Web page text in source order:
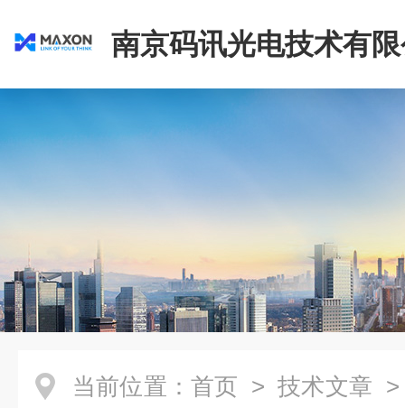
南京码讯光电技术有
当前位置： 首页 > 技术文章